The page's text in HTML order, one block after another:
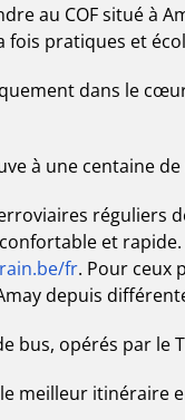
au COF situé à
fois pratiques et
dans le
à une centaine
réguliers
et
fr. Pour ceux
depuis
bus, opérés par
meilleur itinéraire